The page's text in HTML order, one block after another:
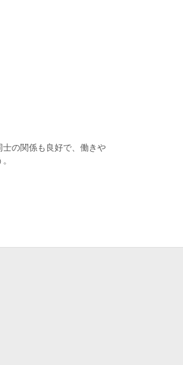
の関係も良好で、働きや